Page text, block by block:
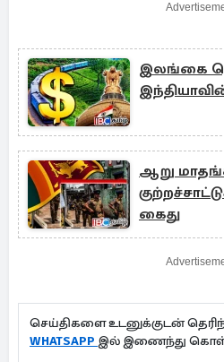
இலங்கை
ஆறு
கைது
செய்திகளை உடனுக்குடன்
WHATSAPP இல் இணைந்து